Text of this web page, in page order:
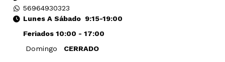
56964930323
Lunes A Sábado9:15-19:00
Feriados 10:00 - 17:00
Domingo
CERRADO